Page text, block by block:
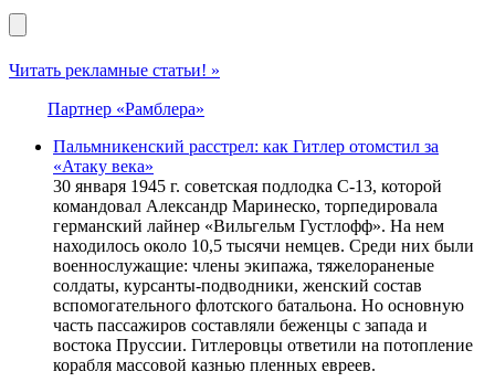
Читать рекламные статьи! »
Партнер «Рамблера»
Пальмникенский расстрел: как Гитлер отомстил за
«Атаку века»
30 января 1945 г. советская подлодка С-13, которой
командовал Александр Маринеско, торпедировала
германский лайнер «Вильгельм Густлофф». На нем
находилось около 10,5 тысячи немцев. Среди них были
военнослужащие: члены экипажа, тяжелораненые
солдаты, курсанты-подводники, женский состав
вспомогательного флотского батальона. Но основную
часть пассажиров составляли беженцы с запада и
востока Пруссии. Гитлеровцы ответили на потопление
корабля массовой казнью пленных евреев.